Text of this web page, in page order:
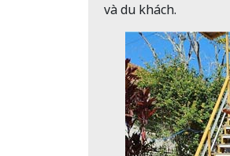
và du khách.